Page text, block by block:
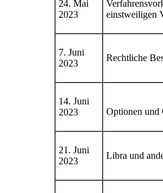
24. Mai
2023
einstweiligen
7. Juni
2023
Rechtliche
14. Juni
2023
Optionen und
21. Juni
2023
Libra und